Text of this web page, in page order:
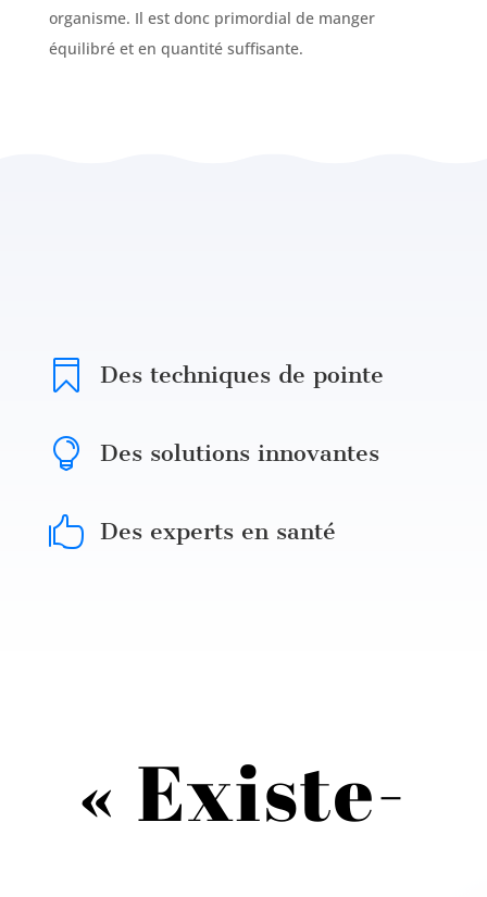
organisme. Il est donc primordial de manger
équilibré et en quantité suffisante.
 Des techniques de pointe
 Des solutions innovantes
 Des experts en santé
« Existe-